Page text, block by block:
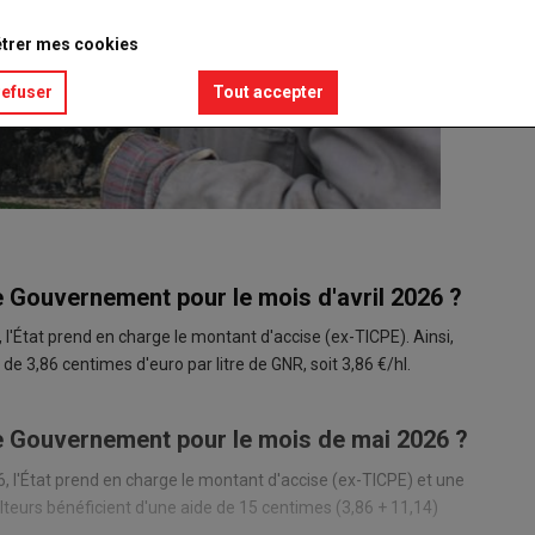
pour le mois d'avril 2026 ?
prend en charge le montant d'accise (ex-TICPE). Ainsi,
3,86 centimes d'euro par litre de GNR, soit 3,86 €/hl.
pour le mois de mai 2026 ?
l'État prend en charge le montant d'accise (ex-TICPE) et une
bénéficient d'une aide de 15 centimes (3,86 + 11,14)
mes cookies
Tout accepter